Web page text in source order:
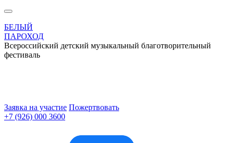
БЕЛЫЙ
ПАРОХОД
Всероссийский детский музыкальный благотворительный
фестиваль
Заявка на участие Пожертвовать
+7 (926) 000 3600